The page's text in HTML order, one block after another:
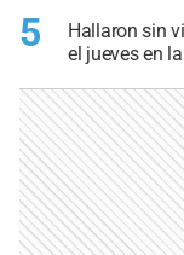
5
Hallaron sin
el jueves en